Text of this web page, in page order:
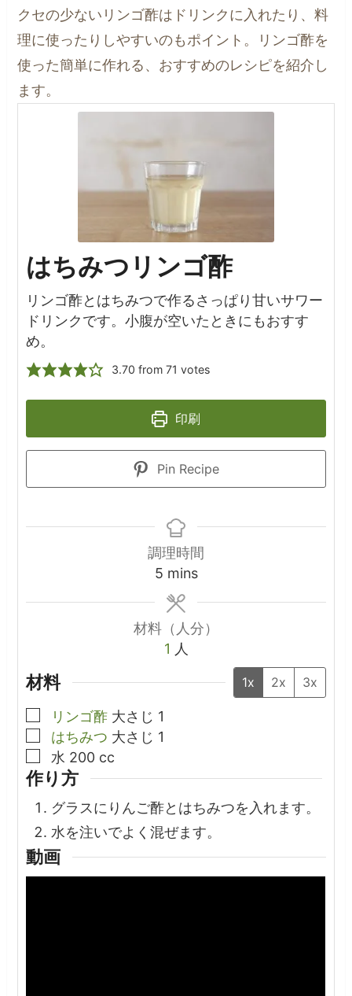
クセの少ないリンゴ酢はドリンクに入れたり、料
理に使ったりしやすいのもポイント。リンゴ酢を
使った簡単に作れる、おすすめのレシピを紹介し
ます。
はちみつリンゴ酢
リンゴ酢とはちみつで作るさっぱり甘いサワー
ドリンクです。小腹が空いたときにもおすす
め。
3.70 from 71 votes
印刷
Pin Recipe
調理時間
5minutes
mins
材料（人分）
1 人
材料 1x 2x 3x
▢リンゴ酢 大さじ 1
▢
はちみつ 大さじ 1
▢
水 200 cc
作り方
グラスにりんご酢とはちみつを入れます。
水を注いでよく混ぜます。
動画